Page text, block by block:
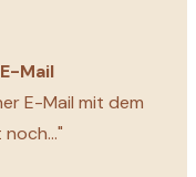
Mail
E-Mail mit dem